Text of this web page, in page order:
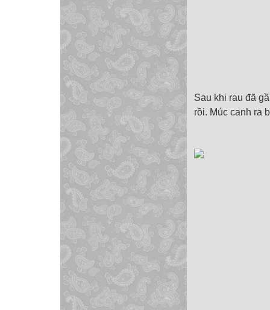
Sau khi rau đã
rồi. Múc canh ra